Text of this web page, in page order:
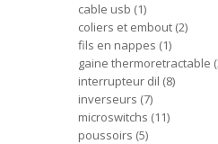
cable usb 1
coliers et embout 2
fils en nappes 1
gaine thermoretractable
interrupteur dil 8
inverseurs 7
microswitchs 11
poussoirs 5